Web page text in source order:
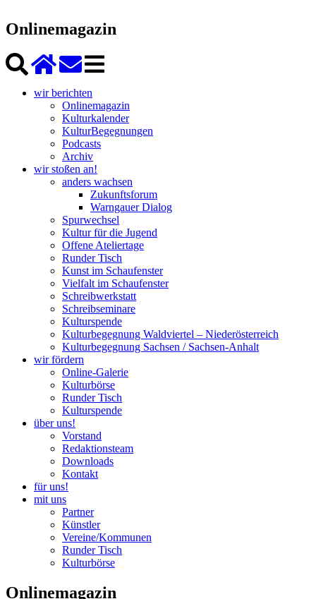
Onlinemagazin
wir berichten
Onlinemagazin
Kulturkalender
KulturBegegnungen
Podcasts
Archiv
wir stoßen an!
anders wachsen
Zukunftsforum
Warngauer Dialog
Spurwechsel
Kultur für die Jugend
Offene Ateliertage
Runder Tisch
Kunst im Schaufenster
Vielfalt im Schaufenster
Schreibwerkstatt
Schreibseminare
Kulturspende
Kulturbegegnung Waldviertel – Niederösterreich
Kulturbegegnung Sachsen / Sachsen-Anhalt
wir fördern
Online-Galerie
Kulturbörse
Runder Tisch
Kulturspende
über uns!
Vorstand
Redaktionsteam
Downloads
Kontakt
für uns!
mit uns
Partner
Künstler
Vereine/Kommunen
Runder Tisch
Kulturbörse
Onlinemagazin